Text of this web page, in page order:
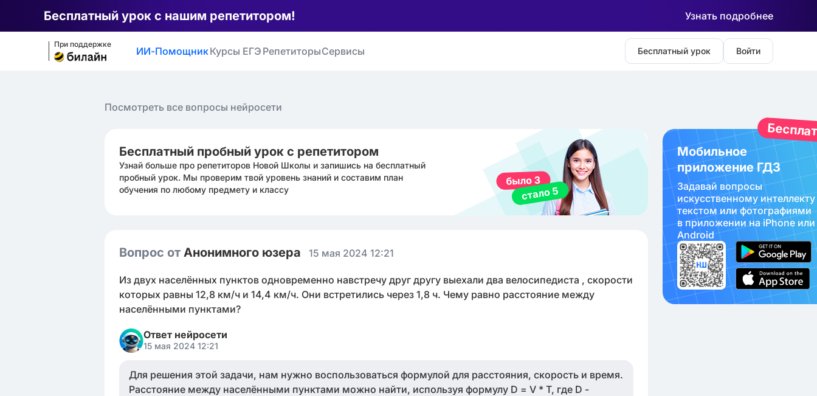
Бесплатный урок с нашим репетитором! Узнать подробнее
При поддержке
ИИ-ПомощникКурсы ЕГЭ РепетиторыСервисы Бесплатный урок Войти
Посмотреть все вопросы нейросети
Бесплатный пробный урок с репетитором
Узнай больше про репетиторов Новой Школы и запишись на бесплатный
пробный урок. Мы проверим твой уровень знаний и составим план
обучения по любому предмету и классу
Вопрос от Анонимного юзера 15 мая 2024 12:21
Из двух населённых пунктов одновременно навстречу друг другу выехали два велосипедиста , скорости
которых равны 12,8 км/ч и 14,4 км/ч. Они встретились через 1,8 ч. Чему равно расстояние между
населёнными пунктами?
Ответ нейросети
15 мая 2024 12:21
Для решения этой задачи, нам нужно воспользоваться формулой для расстояния, скорость и время.
Расстояние между населёнными пунктами можно найти, используя формулу D = V * T, где D -
Мобильное
приложение ГДЗ
Задавай вопросы
искуcственному интеллекту
текстом или фотографиями
в приложении на iPhone или
Android